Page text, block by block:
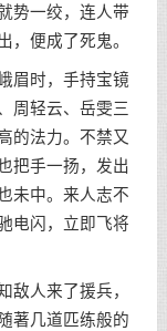
势一绞，连人带
，便成了死鬼。
时，手持宝镜
周轻云、岳雯三
的法力。不禁又
把手一扬，发出
未中。来人志不
电闪，立即飞将
人来了援兵，
著几道匹练般的